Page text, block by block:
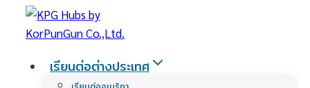
เรียนต่อต่างประเทศ